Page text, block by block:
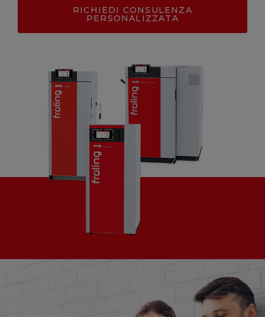
RICHIEDI CONSULENZA
PERSONALIZZATA